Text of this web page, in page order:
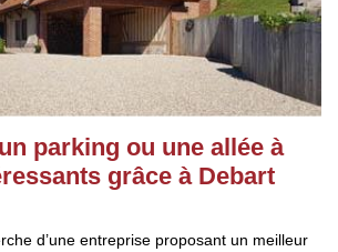
parking ou une allée à
grâce à Debart
d’une entreprise proposant un meilleur